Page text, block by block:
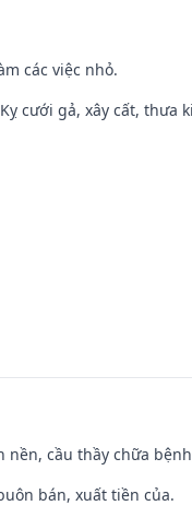
các việc nhỏ.
cưới gả, xây cất, thưa
nền, cầu thầy chữa
bán, xuất tiền của.